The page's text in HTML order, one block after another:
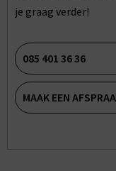
je graag verder!
085 401 36 36
MAAK EEN